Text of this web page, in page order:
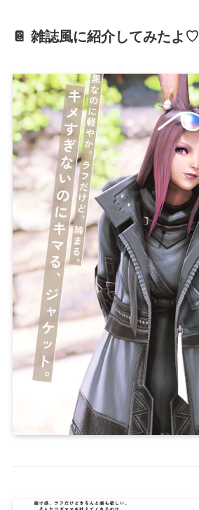
📔 雑誌風に紹介してみたよ♡